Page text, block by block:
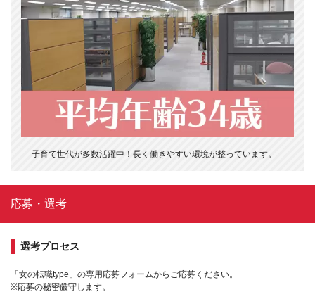
子育て世代が多数活躍中！長く働きやすい環境が整っています。
応募・選考
選考プロセス
「女の転職type」の専用応募フォームからご応募ください。
※応募の秘密厳守します。